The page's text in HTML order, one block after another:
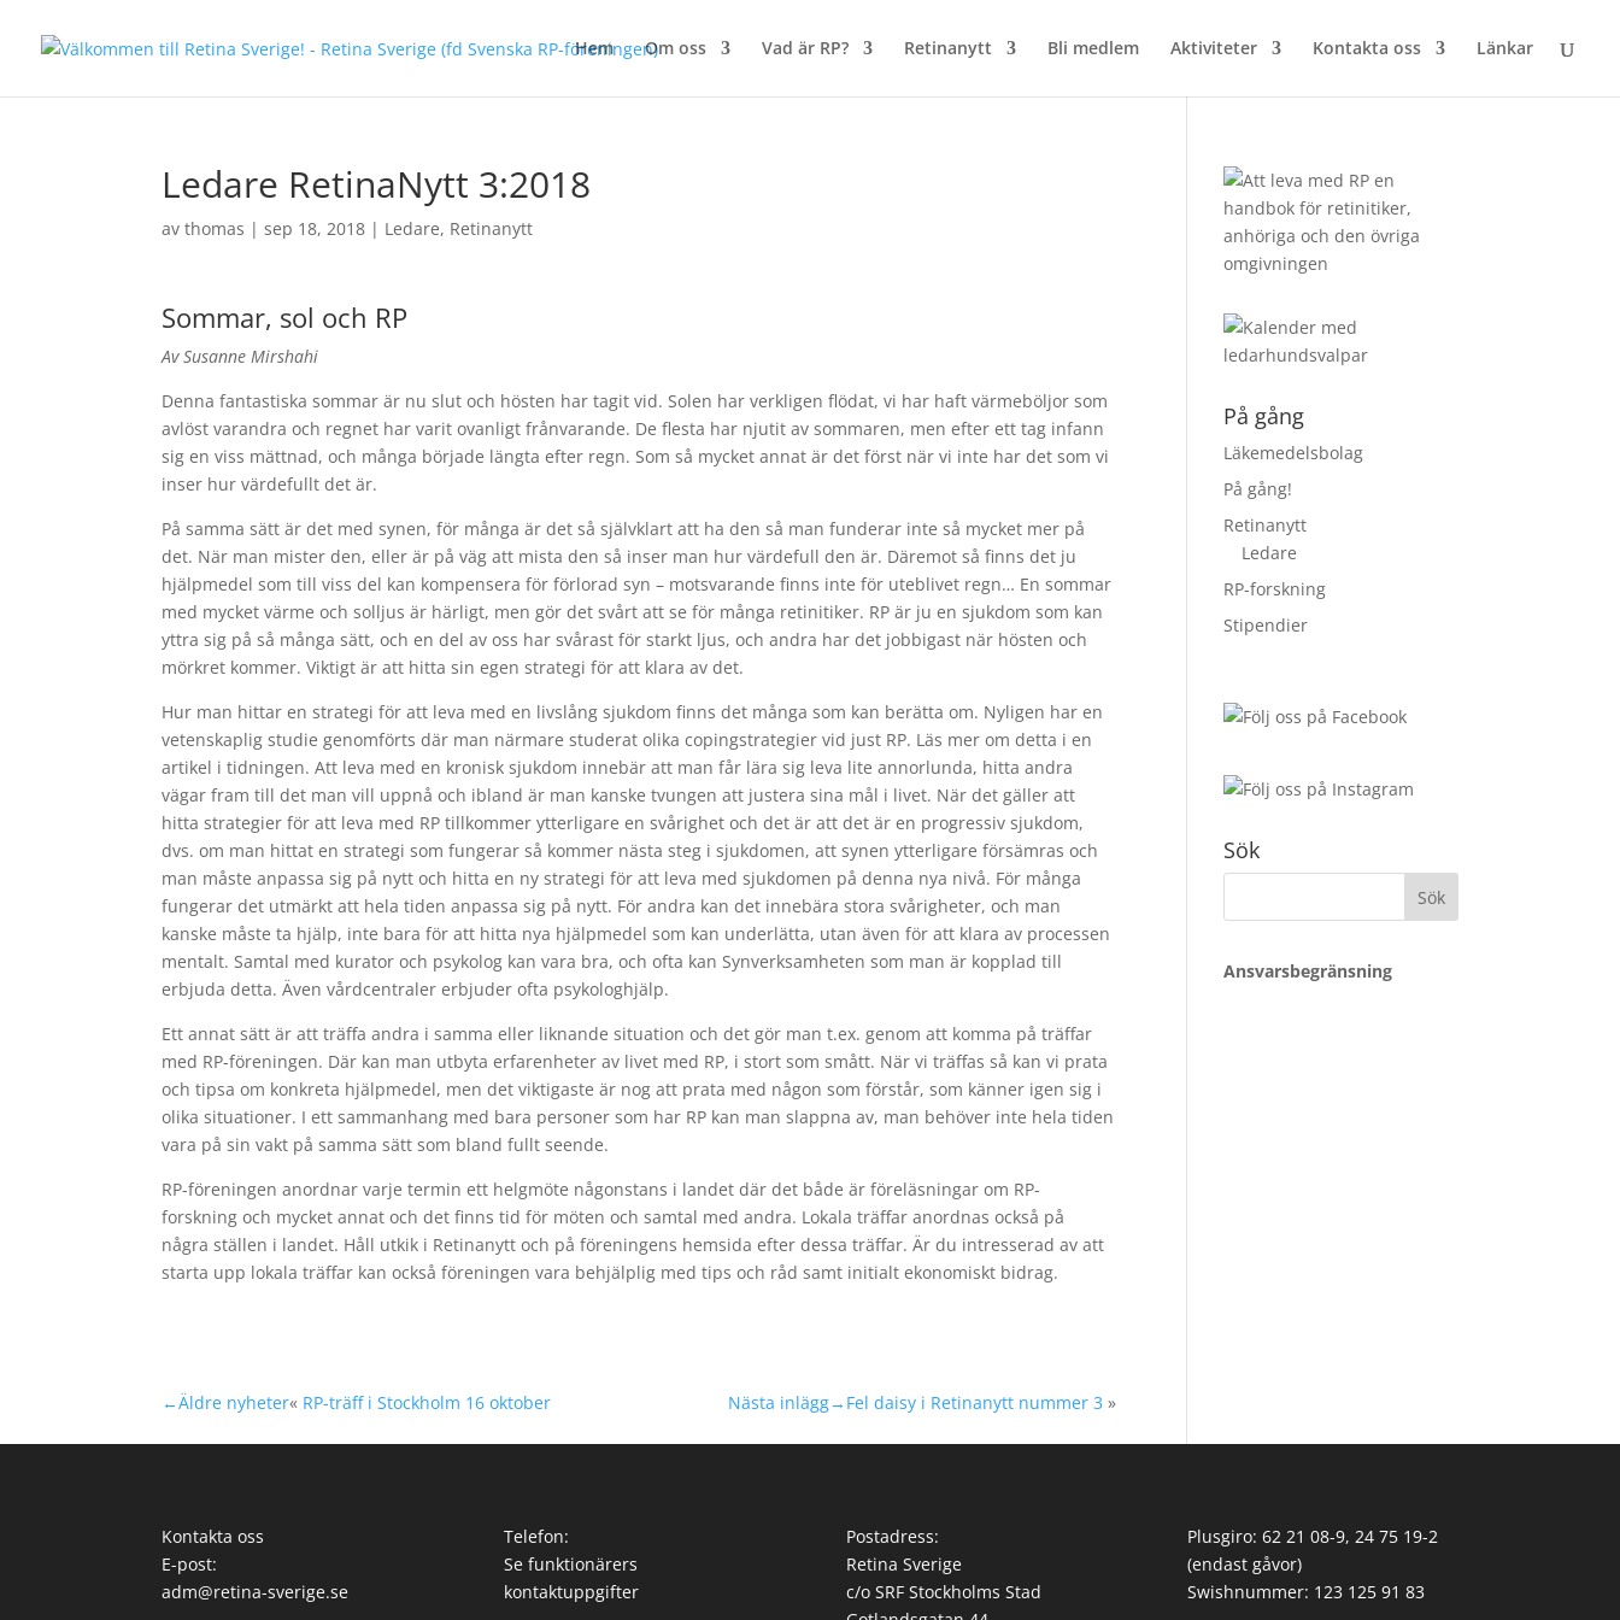
Hem Om oss Vad är RP? Retinanytt Bli medlem Aktiviteter Kontakta oss Länkar
Ledare RetinaNytt 3:2018
avthomas |sep 18, 2018 | Ledare, Retinanytt
Sommar, sol och RP
Av Susanne Mirshahi
Denna fantastiska sommar är nu slut och hösten har tagit vid. Solen har verkligen flödat, vi har haft värmeböljor som
avlöst varandra och regnet har varit ovanligt frånvarande. De flesta har njutit av sommaren, men efter ett tag infann
sig en viss mättnad, och många började längta efter regn. Som så mycket annat är det först när vi inte har det som vi
inser hur värdefullt det är.
På samma sätt är det med synen, för många är det så självklart att ha den så man funderar inte så mycket mer på
det. När man mister den, eller är på väg att mista den så inser man hur värdefull den är. Däremot så finns det ju
hjälpmedel som till viss del kan kompensera för förlorad syn – motsvarande finns inte för uteblivet regn… En sommar
med mycket värme och solljus är härligt, men gör det svårt att se för många retinitiker. RP är ju en sjukdom som kan
yttra sig på så många sätt, och en del av oss har svårast för starkt ljus, och andra har det jobbigast när hösten och
mörkret kommer. Viktigt är att hitta sin egen strategi för att klara av det.
Hur man hittar en strategi för att leva med en livslång sjukdom finns det många som kan berätta om. Nyligen har en
vetenskaplig studie genomförts där man närmare studerat olika copingstrategier vid just RP. Läs mer om detta i en
artikel i tidningen. Att leva med en kronisk sjukdom innebär att man får lära sig leva lite annorlunda, hitta andra
vägar fram till det man vill uppnå och ibland är man kanske tvungen att justera sina mål i livet. När det gäller att
hitta strategier för att leva med RP tillkommer ytterligare en svårighet och det är att det är en progressiv sjukdom,
dvs. om man hittat en strategi som fungerar så kommer nästa steg i sjukdomen, att synen ytterligare försämras och
man måste anpassa sig på nytt och hitta en ny strategi för att leva med sjukdomen på denna nya nivå. För många
fungerar det utmärkt att hela tiden anpassa sig på nytt. För andra kan det innebära stora svårigheter, och man
kanske måste ta hjälp, inte bara för att hitta nya hjälpmedel som kan underlätta, utan även för att klara av processen
mentalt. Samtal med kurator och psykolog kan vara bra, och ofta kan Synverksamheten som man är kopplad till
erbjuda detta. Även vårdcentraler erbjuder ofta psykologhjälp.
Ett annat sätt är att träffa andra i samma eller liknande situation och det gör man t.ex. genom att komma på träffar
med RP-föreningen. Där kan man utbyta erfarenheter av livet med RP, i stort som smått. När vi träffas så kan vi prata
och tipsa om konkreta hjälpmedel, men det viktigaste är nog att prata med någon som förstår, som känner igen sig i
olika situationer. I ett sammanhang med bara personer som har RP kan man slappna av, man behöver inte hela tiden
vara på sin vakt på samma sätt som bland fullt seende.
RP-föreningen anordnar varje termin ett helgmöte någonstans i landet där det både är föreläsningar om RP-
forskning och mycket annat och det finns tid för möten och samtal med andra. Lokala träffar anordnas också på
några ställen i landet. Håll utkik i Retinanytt och på föreningens hemsida efter dessa träffar. Är du intresserad av att
starta upp lokala träffar kan också föreningen vara behjälplig med tips och råd samt initialt ekonomiskt bidrag.
←Äldre nyheter« RP-träff i Stockholm 16 oktober Nästa inlägg→ Fel daisy i Retinanytt nummer 3 »
På gång
Läkemedelsbolag
På gång!
Retinanytt
Ledare
RP-forskning
Stipendier
Sök
Sök
Ansvarsbegränsning
Kontakta oss
E-post:
adm@retina-sverige.se
Telefon:
Se funktionärers
kontaktuppgifter
Postadress:
Retina Sverige
c/o SRF Stockholms Stad
Plusgiro: 62 21 08-9, 24 75 19-2
(endast gåvor)
Swishnummer: 123 125 91 83